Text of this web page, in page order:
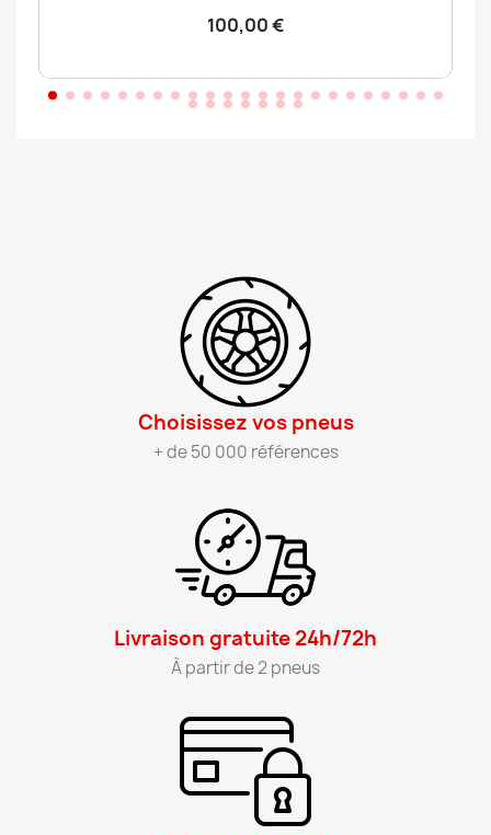
100,00 €
Choisissez vos pneus​
+ de 50 000 références
Livraison gratuite 24h/72h​
À partir de 2 pneus​